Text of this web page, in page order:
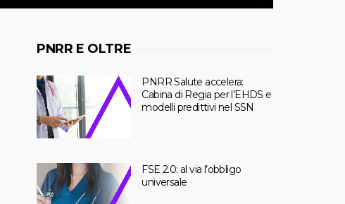
PNRR E OLTRE
PNRR Salute accelera:
Cabina di Regia per l’EHDS e
modelli predittivi nel SSN
FSE 2.0: al via l’obbligo
universale